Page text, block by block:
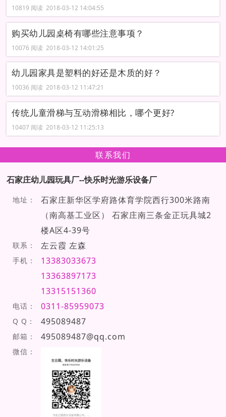
10819 阅读 2018-03-12 14:04:55
购买幼儿园桌椅有哪些注意事项？
10076 阅读 2018-03-12 14:01:25
幼儿园家具是塑料的好还是木质的好？
10036 阅读 2018-03-12 11:47:21
传统儿童滑梯与互动滑梯相比，哪个更好?
10407 阅读 2018-03-12 11:25:13
联系我们
石家庄幼儿园玩具厂--快乐时光游乐设备厂
地址：
石家庄新华区学府路体育学院西行300米路南
（南高基工业区） 石家庄南三条金正玩具城2
楼A区4-39号
联系： 左云霞 左森
手机：
13383033673
13363897173
13315151360
电话： 0311-85959073
Q Q： 495089487
邮箱： 495089487@qq.com
微信：